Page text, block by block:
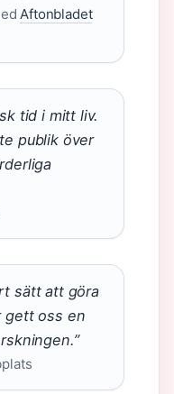
Aftonbladet
tid i mitt liv.
publik över
sätt att göra
gett oss en